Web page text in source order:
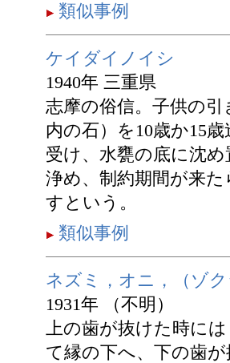
類似事例
ケイダイノイシ
1940年 三重県
志摩の俗信。子供の
内の石）を10歳か15
受け、水甕の底に沈
浄め、制約期間が来
すという。
類似事例
ネズミ，オニ，（ゾ
1931年 （不明）
上の歯が抜けた時に
て縁の下へ、下の歯